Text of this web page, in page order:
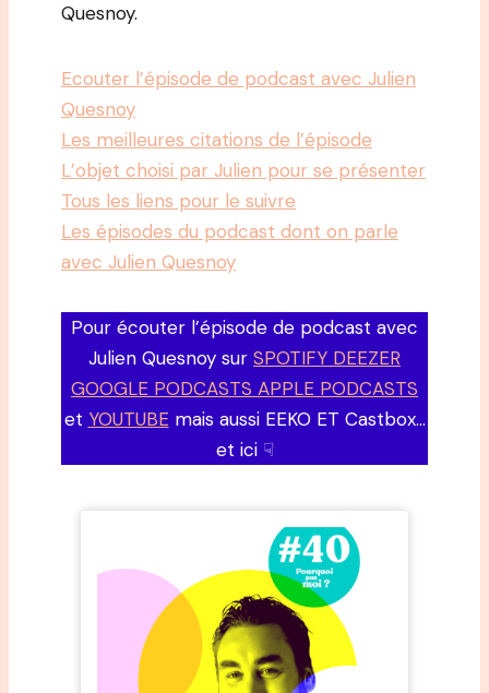
Quesnoy.
Ecouter l’épisode de podcast avec Julien
Quesnoy
Les meilleures citations de l’épisode
L’objet choisi par Julien pour se présenter
Tous les liens pour le suivre
Les épisodes du podcast dont on parle
avec Julien Quesnoy
Pour écouter l’épisode de podcast avec
Julien Quesnoy sur SPOTIFY DEEZER
GOOGLE PODCASTS APPLE PODCASTS
et YOUTUBE mais aussi EEKO ET Castbox…
et ici ☟